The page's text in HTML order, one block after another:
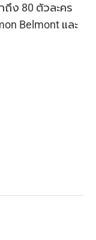
ง 80 ตัวละคร
Belmont และ